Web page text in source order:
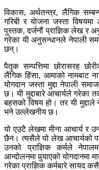
विकास, अर्थतन्त्र, लैंगिक
गरिबी र योजना जस्ता
पुस्तक, दर्जनौं प्राज्ञिक लेख र
गरेका यी अनुसन्धानले नेपाली
छन्।
पैतृक सम्पत्तिमा छोरासरह
लैंगिक हिंसा, आमाको नामबाट
योगदान जस्ता मुद्दा नेपाली
छ। यी मुद्दाबारे आचार्यले गरेका
बहसको विषय हो। तर यी
भने उल्लेखनीय छ।
यो एउटै लेखमा मीना आचार्य र
छैन। त्यसैले यो लेख आचार्यको
उनको प्राज्ञिक कर्मले
आन्दोलनमा पुर्‍याएको योगदानमा
गरेका प्राज्ञिक कर्मबारे सायद